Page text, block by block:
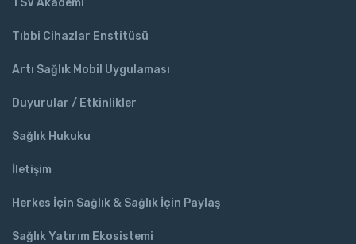
Tıbbi Cihazlar Enstitüsü
Artı Sağlık Mobil Uygulaması
Duyurular / Etkinlikler
Sağlık Hukuku
İletişim
Herkes İçin Sağlık & Sağlık İçin Paylaş
Sağlık Yatırım Ekosistemi